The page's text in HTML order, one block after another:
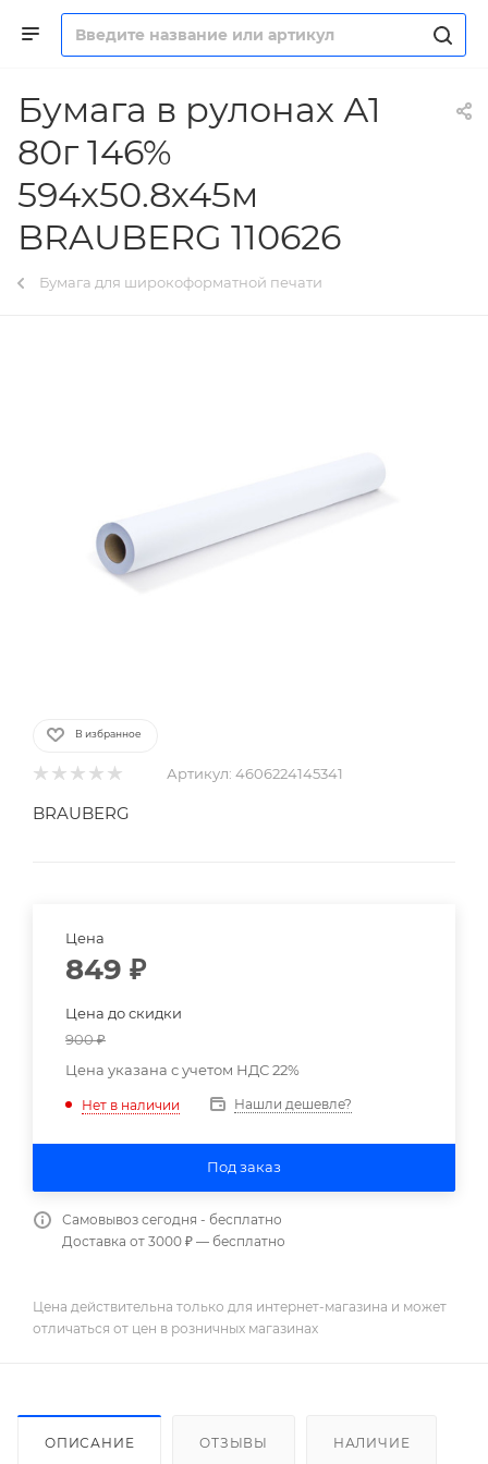
Бумага в рулонах А1
80г 146%
594х50.8х45м
BRAUBERG 110626
Бумага для широкоформатной печати
В избранное
Артикул: 4606224145341
BRAUBERG
Цена
849 ₽
Цена до скидки
900₽
Цена указана с учетом НДС 22%
Нет в наличии Нашли дешевле?
Под заказ
Самовывоз сегодня - бесплатно
Доставка от 3000 ₽ — бесплатно
Цена действительна только для интернет-магазина и может
отличаться от цен в розничных магазинах
ОПИСАНИЕ ОТЗЫВЫ НАЛИЧИЕ